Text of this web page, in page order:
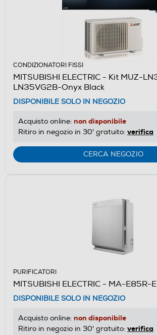
CONDIZIONATORI FISSI
MITSUBISHI ELECTRIC - Kit MUZ-LN35VG2/MSZ-
LN35VG2B-Onyx Black
DISPONIBILE SOLO IN NEGOZIO
Acquisto online: non disponibile
Ritiro in negozio in 30' gratuito: verifica
CERCA NEGOZIO
PURIFICATORI
MITSUBISHI ELECTRIC - MA-E85R-E
DISPONIBILE SOLO IN NEGOZIO
Acquisto online: non disponibile
Ritiro in negozio in 30' gratuito: verifica